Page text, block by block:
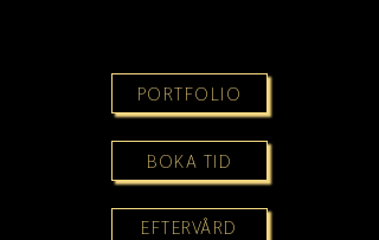
PORTFOLIO
BOKA TID
EFTERVÅRD